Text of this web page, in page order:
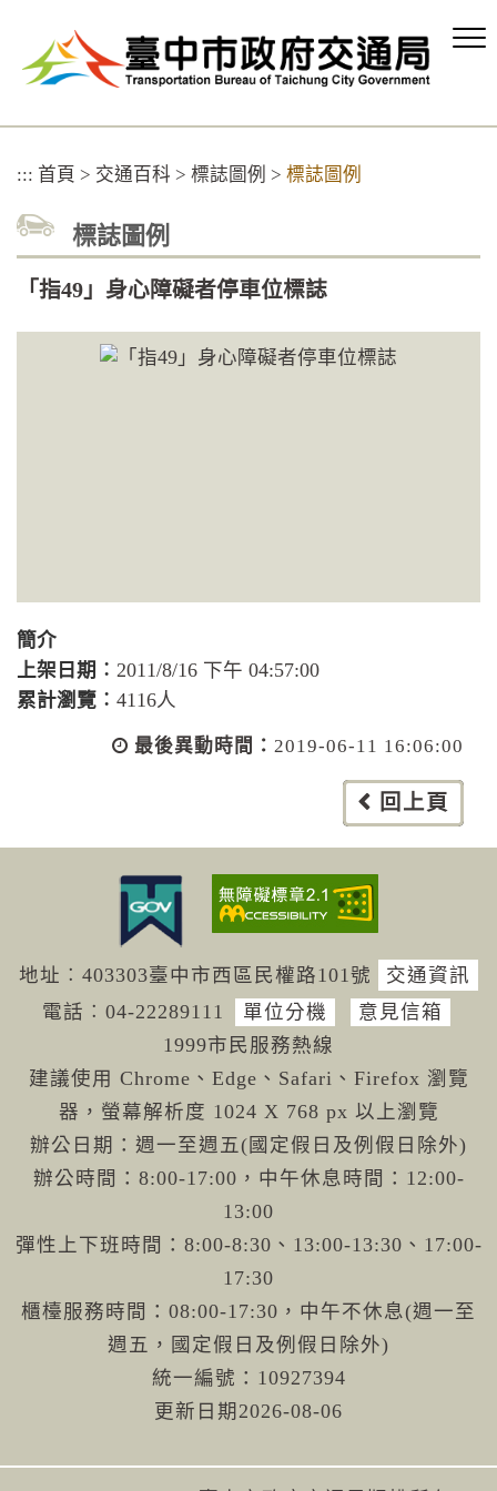
容
::: 首頁 > 交通百科 > 標誌圖例 > 標誌圖例
標誌圖例
「指49」身心障礙者停車位標誌
簡介
上架日期︰ 2011/8/16 下午 04:57:00
累計瀏覽︰ 4116人
最後異動時間： 2019-06-11 16:06:00
回上頁
地址︰403303臺中市西區民權路101號
交通資訊
電話︰04-22289111 單位分機
意見信箱
1999市民服務熱線
建議使用 Chrome、Edge、Safari、Firefox 瀏覽
器，螢幕解析度 1024 X 768 px 以上瀏覽
辦公日期：週一至週五(國定假日及例假日除外)
辦公時間：8:00-17:00，中午休息時間：12:00-
13:00
彈性上下班時間：8:00-8:30、13:00-13:30、17:00-
17:30
櫃檯服務時間：08:00-17:30，中午不休息(週一至
週五，國定假日及例假日除外)
統一編號：10927394
更新日期 2026-08-06